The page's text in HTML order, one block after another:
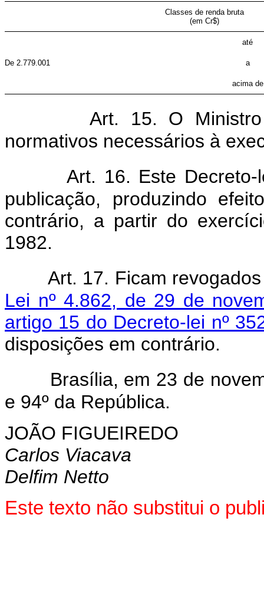
Classes de renda bruta
(em Cr$)
até
De 2.779.001 a
acima de
Art. 15. O
normativos necessários à
Art. 16. Este
publicação, produzindo
contrário, a partir do
1982.
Art. 17. Ficam
Lei nº 4.862, de 29 de
artigo 15 do Decreto-lei nº
disposições em contrário.
Brasília, em 23 de
e 94º da República.
JOÃO FIGUEIREDO
Carlos Viacava
Delfim Netto
Este texto não substitui o